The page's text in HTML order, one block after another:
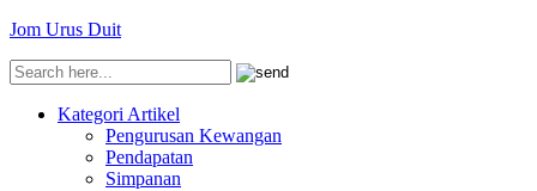
Jom Urus Duit
Kategori Artikel
Pengurusan Kewangan
Pendapatan
Simpanan